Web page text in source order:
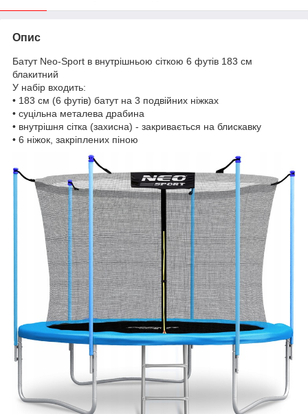
Опис
Батут Neo-Sport в внутрішньою сіткою 6 футів 183 см
блакитний
У набір входить:
• 183 см (6 футів) батут на 3 подвійних ніжках
• суцільна металева драбина
• внутрішня сітка (захисна) - закривається на блискавку
• 6 ніжок, закріплених піною